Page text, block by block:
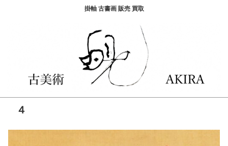
掛軸 古書画 販売 買取
４